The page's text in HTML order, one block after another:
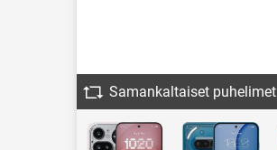
Samankaltaiset puhelimet